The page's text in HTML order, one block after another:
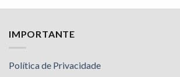
IMPORTANTE
Política de Privacidade